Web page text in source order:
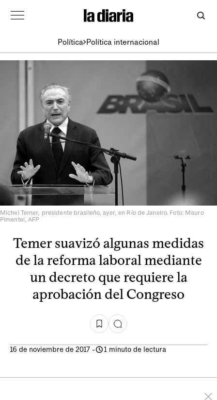
Política Política internacional
Michel Temer, presidente brasileño, ayer, en Río de Janeiro. Foto: Mauro
Pimentel, AFP
Temer suavizó algunas medidas
de la reforma laboral mediante
un decreto que requiere la
aprobación del Congreso
16 de noviembre de 2017 - 1 minuto de lectura